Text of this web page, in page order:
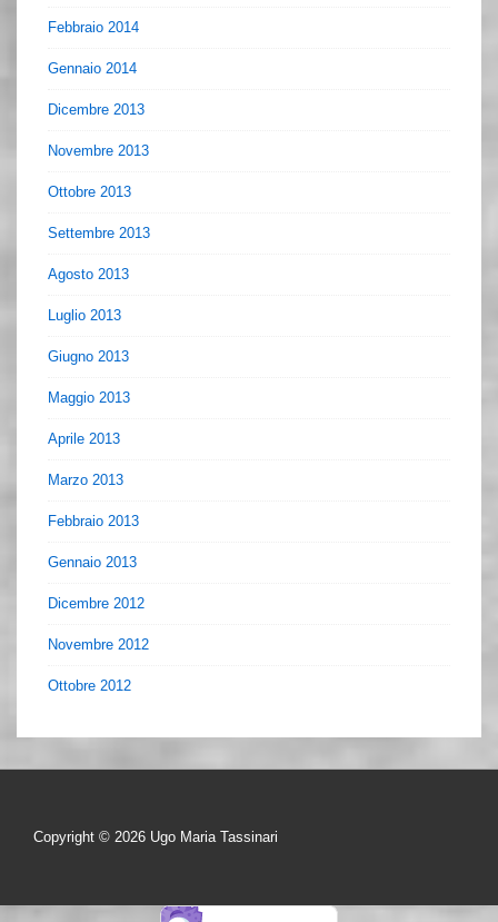
Febbraio 2014
Gennaio 2014
Dicembre 2013
Novembre 2013
Ottobre 2013
Settembre 2013
Agosto 2013
Luglio 2013
Giugno 2013
Maggio 2013
Aprile 2013
Marzo 2013
Febbraio 2013
Gennaio 2013
Dicembre 2012
Novembre 2012
Ottobre 2012
Copyright © 2026 Ugo Maria Tassinari